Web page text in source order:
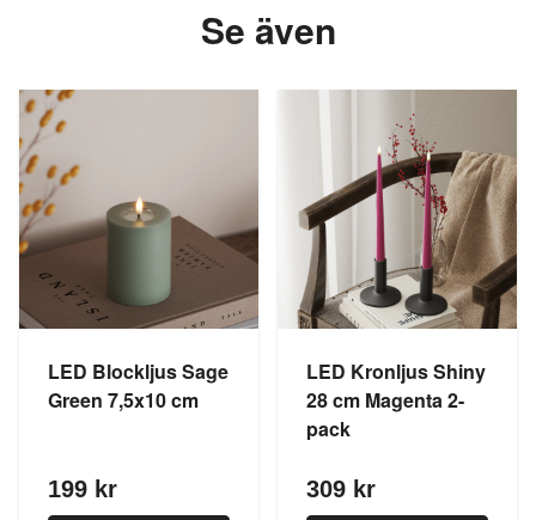
Se även
LED Blockljus Sage
Green 7,5x10 cm
199 kr
LED Kronljus Shiny
28 cm Magenta 2-
pack
309 kr